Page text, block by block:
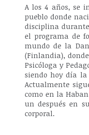
A los 4 años, se
pueblo donde
disciplina
el programa de
mundo de la
(Finlandia),
Psicóloga y
siendo hoy día la
Actualmente
como en la
un después en
corporal.